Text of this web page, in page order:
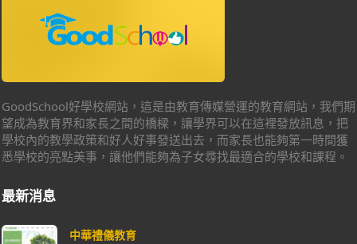
GoodSchool好學校網站，這是由教育傳媒營運的教育網站，我們期
望成為教育界和家長之間的橋樑，讓學界可以在這裡發放訊息，把
學校內的教學政策和好人好事發送出去，而家長也能夠第一時間獲
悉學校的亮點美事，讓他們能夠為子女尋找最適合的學校和課程。
最新消息
中華禮儀教育